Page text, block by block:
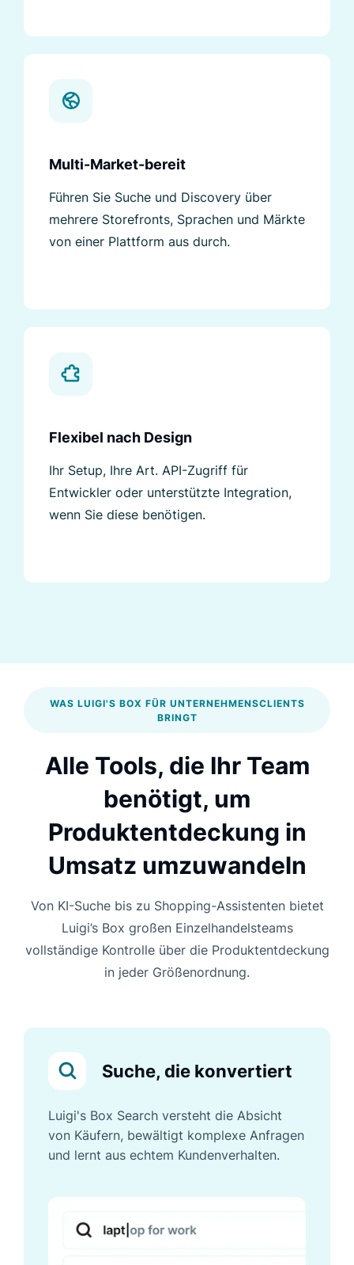
Multi-Market-bereit
Führen Sie Suche und Discovery über
mehrere Storefronts, Sprachen und Märkte
von einer Plattform aus durch.
Flexibel nach Design
Ihr Setup, Ihre Art. API-Zugriff für
Entwickler oder unterstützte Integration,
wenn Sie diese benötigen.
WAS LUIGI'S BOX FÜR UNTERNEHMENSCLIENTS
BRINGT
Alle Tools, die Ihr Team
benötigt, um
Produktentdeckung in
Umsatz umzuwandeln
Von KI-Suche bis zu Shopping-Assistenten bietet
Luigi’s Box großen Einzelhandelsteams
vollständige Kontrolle über die Produktentdeckung
in jeder Größenordnung.
Suche, die konvertiert
Luigi's Box Search versteht die Absicht
von Käufern, bewältigt komplexe Anfragen
und lernt aus echtem Kundenverhalten.